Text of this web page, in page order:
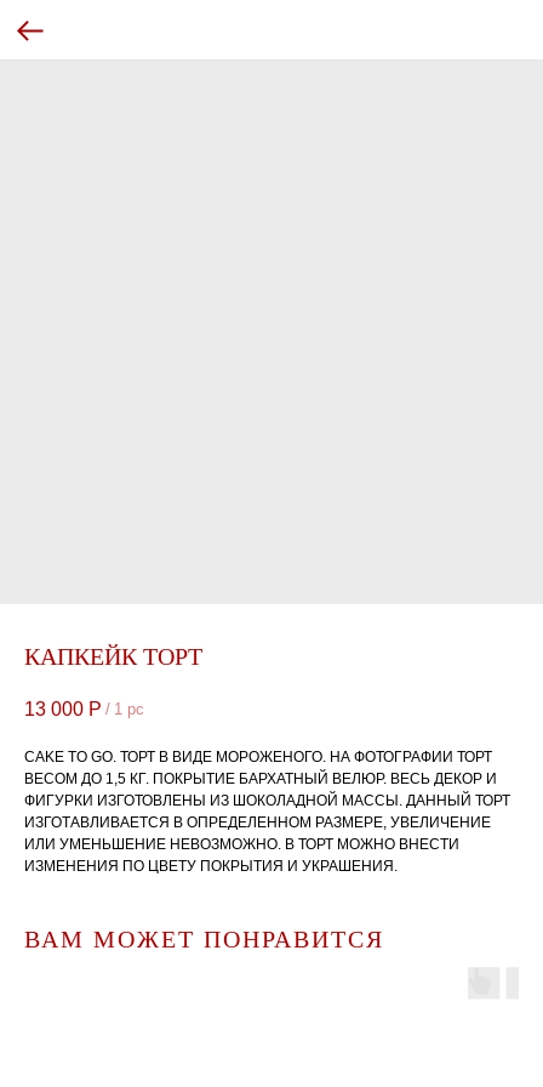
КАПКЕЙК ТОРТ
13 000 Р / 1 pc
CAKE TO GO. ТОРТ В ВИДЕ МОРОЖЕНОГО. НА ФОТОГРАФИИ ТОРТ
ВЕСОМ ДО 1,5 КГ. ПОКРЫТИЕ БАРХАТНЫЙ ВЕЛЮР. ВЕСЬ ДЕКОР И
ФИГУРКИ ИЗГОТОВЛЕНЫ ИЗ ШОКОЛАДНОЙ МАССЫ. ДАННЫЙ ТОРТ
ИЗГОТАВЛИВАЕТСЯ В ОПРЕДЕЛЕННОМ РАЗМЕРЕ, УВЕЛИЧЕНИЕ
ИЛИ УМЕНЬШЕНИЕ НЕВОЗМОЖНО. В ТОРТ МОЖНО ВНЕСТИ
ИЗМЕНЕНИЯ ПО ЦВЕТУ ПОКРЫТИЯ И УКРАШЕНИЯ.
ВАМ МОЖЕТ ПОНРАВИТСЯ